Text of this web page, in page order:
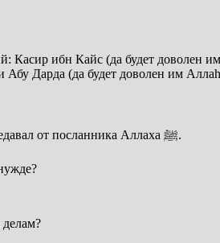
Касир ибн Кайс (да будет доволен
Дарда (да будет доволен им
– До меня дошел хадис, который ты передавал от посланника Аллаха ﷺ.